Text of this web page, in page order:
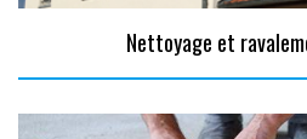
Nettoyage et